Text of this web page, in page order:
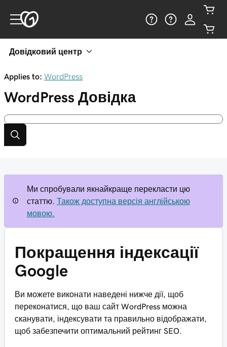
Довідковий центр
Applies to: WordPress
WordPress Довідка
Ми спробували якнайкраще перекласти цю
статтю. Також доступна версія англійською
мовою.
Покращення індексації
Google
Ви можете виконати наведені нижче дії, щоб
переконатися, що ваш сайт WordPress можна
сканувати, індексувати та правильно відображати,
щоб забезпечити оптимальний рейтинг SEO.